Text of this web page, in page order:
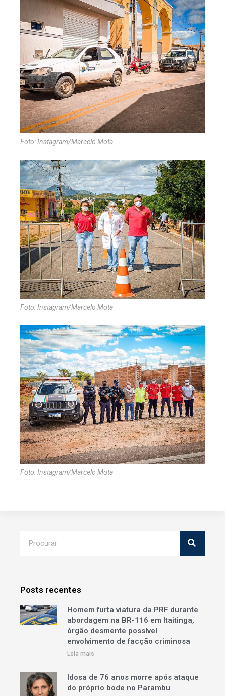
Foto: Instagram/Marcelo Mota
Foto: Instagram/Marcelo Mota
Foto: Instagram/Marcelo Mota
Posts recentes
Homem furta viatura da PRF durante
abordagem na BR-116 em Itaitinga,
órgão desmente possível
envolvimento de facção criminosa
Leia mais
Idosa de 76 anos morre após ataque
do próprio bode no Parambu